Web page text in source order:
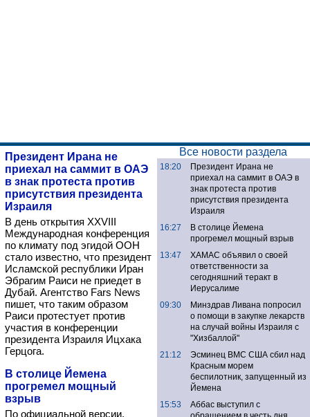
Президент Ирана не
приехал на саммит в ОАЭ
в знак протеста против
присутствия президента
Израиля
В день открытия XXVIII
Международная конференция
по климату под эгидой ООН
стало известно, что президент
Исламской республики Иран
Эбрагим Раиси не приедет в
Дубай. Агентство Fars News
пишет, что таким образом
Раиси протестует против
участия в конференции
президента Израиля Ицхака
Герцога.
В столице Йемена
прогремел мощный
взрыв
По официальной версии,
Все новости раздела
18:20
Президент Ирана не
приехал на саммит в ОАЭ в
знак протеста против
присутствия президента
Израиля
16:27
В столице Йемена
прогремел мощный взрыв
13:47
ХАМАС объявил о своей
ответственности за
сегодняшний теракт в
Иерусалиме
09:30
Минздрав Ливана попросил
о помощи в закупке лекарств
на случай войны Израиля с
"Хизбаллой"
21:12
Эсминец ВМС США сбил над
Красным морем
беспилотник, запущенный из
Йемена
15:53
Аббас выступил с